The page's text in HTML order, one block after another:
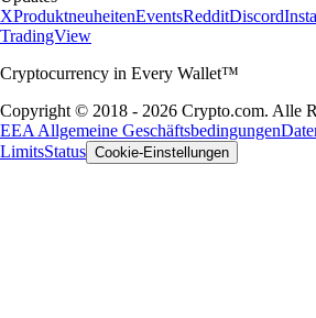
XProduktneuheitenEventsRedditDiscord
TradingView
Cryptocurrency in Every Wallet™
Copyright © 2018 - 2026 Crypto.com. Alle
EEA Allgemeine Geschäftsbedingungen
LimitsStatus Cookie-Einstellungen